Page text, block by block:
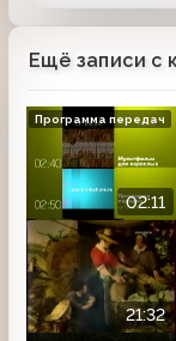
Ещё записи с
02:11
Программа передач
21:32